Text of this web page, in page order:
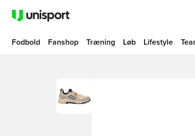
Fodbold Fanshop Træning Løb Lifestyle